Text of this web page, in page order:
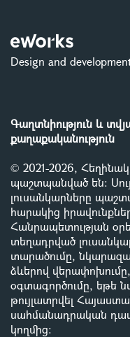
Design and
Գաղտնիություն և
քաղաքականություն
© 2021-2026,
պաշտպանված են:
լուսանկարները
հարակից
Հանրապետության
տեղադրված
տարածումը,
ձևերով
օգտագործումը, եթե
թույլատրվել
սահմանադրական
կողմից: